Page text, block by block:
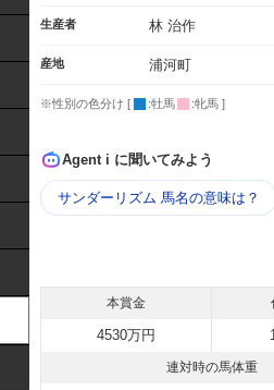
生産者 林 治作
産地 浦河町
※性別の色分け [ :牡馬 :牝馬 ]
Agent i に聞いてみよう
サンダーリズム 馬名の意味は？
本賞金
4530万円
連対時の馬体重